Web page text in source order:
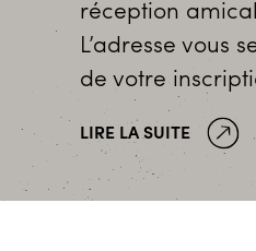
réception
L’adresse vous
de votre
LIRE LA SUITE